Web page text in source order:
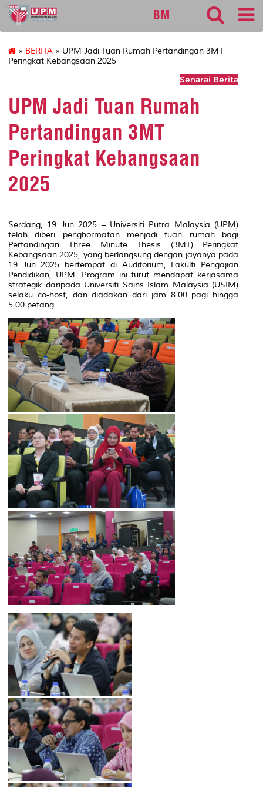
sgs
BM
» BERITA » UPM Jadi Tuan Rumah Pertandingan 3MT
Peringkat Kebangsaan 2025
Senarai Berita
UPM Jadi Tuan Rumah
Pertandingan 3MT
Peringkat Kebangsaan
2025
Serdang, 19 Jun 2025 – Universiti Putra Malaysia (UPM)
telah diberi penghormatan menjadi tuan rumah bagi
Pertandingan Three Minute Thesis (3MT) Peringkat
Kebangsaan 2025, yang berlangsung dengan jayanya pada
19 Jun 2025 bertempat di Auditorium, Fakulti Pengajian
Pendidikan, UPM. Program ini turut mendapat kerjasama
strategik daripada Universiti Sains Islam Malaysia (USIM)
selaku co-host, dan diadakan dari jam 8.00 pagi hingga
5.00 petang.